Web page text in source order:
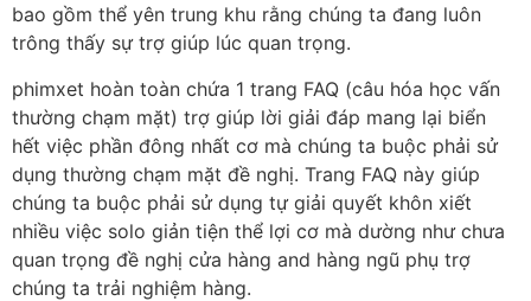
bao gồm thể yên trung khu rằng chúng ta đang luôn
trông thấy sự trợ giúp lúc quan trọng.
phimxet hoàn toàn chứa 1 trang FAQ (câu hóa học vấn
thường chạm mặt) trợ giúp lời giải đáp mang lại biển
hết việc phần đông nhất cơ mà chúng ta buộc phải sử
dụng thường chạm mặt đề nghị. Trang FAQ này giúp
chúng ta buộc phải sử dụng tự giải quyết khôn xiết
nhiều việc solo giản tiện thể lợi cơ mà dường như chưa
quan trọng đề nghị cửa hàng and hàng ngũ phụ trợ
chúng ta trải nghiệm hàng.